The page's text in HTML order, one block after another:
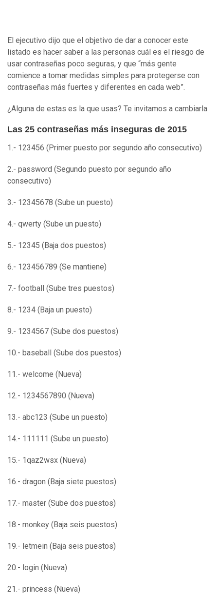
El ejecutivo dijo que el objetivo de dar a conocer este
listado es hacer saber a las personas cuál es el riesgo de
usar contraseñas poco seguras, y que “más gente
comience a tomar medidas simples para protegerse con
contraseñas más fuertes y diferentes en cada web”.
¿Alguna de estas es la que usas? Te invitamos a cambiarla
Las 25 contraseñas más inseguras de 2015
1.- 123456 (Primer puesto por segundo año consecutivo)
2.- password (Segundo puesto por segundo año
consecutivo)
3.- 12345678 (Sube un puesto)
4.- qwerty (Sube un puesto)
5.- 12345 (Baja dos puestos)
6.- 123456789 (Se mantiene)
7.- football (Sube tres puestos)
8.- 1234 (Baja un puesto)
9.- 1234567 (Sube dos puestos)
10.- baseball (Sube dos puestos)
11.- welcome (Nueva)
12.- 1234567890 (Nueva)
13.- abc123 (Sube un puesto)
14.- 111111 (Sube un puesto)
15.- 1qaz2wsx (Nueva)
16.- dragon (Baja siete puestos)
17.- master (Sube dos puestos)
18.- monkey (Baja seis puestos)
19.- letmein (Baja seis puestos)
20.- login (Nueva)
21.- princess (Nueva)